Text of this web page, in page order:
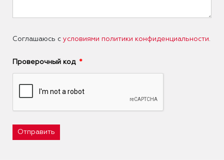
Соглашаюсь с условиями политики конфиденциальности.
Проверочный код
Отправить